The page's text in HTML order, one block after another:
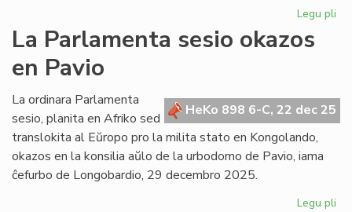
Legu pli
la
La Parlamenta sesio okazos
en Pavio
HeKo 898 6-C, 22 dec 25
La ordinara Parlamenta
sesio, planita en Afriko sed
translokita al Eŭropo pro la milita stato en Kongolando,
okazos en la konsilia aŭlo de la urbodomo de Pavio, iama
ĉefurbo de Longobardio, 29 decembro 2025.
Legu pli